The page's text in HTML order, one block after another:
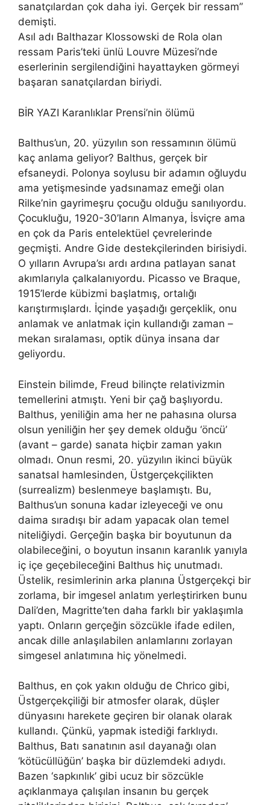
sanatçılardan çok daha iyi. Gerçek bir ressam”
demişti.
Asıl adı Balthazar Klossowski de Rola olan
ressam Paris’teki ünlü Louvre Müzesi’nde
eserlerinin sergilendiğini hayattayken görmeyi
başaran sanatçılardan biriydi.
BİR YAZI Karanlıklar Prensi’nin ölümü
Balthus’un, 20. yüzyılın son ressamının ölümü
kaç anlama geliyor? Balthus, gerçek bir
efsaneydi. Polonya soylusu bir adamın oğluydu
ama yetişmesinde yadsınamaz emeği olan
Rilke’nin gayrimeşru çocuğu olduğu sanılıyordu.
Çocukluğu, 1920-30’ların Almanya, İsviçre ama
en çok da Paris entelektüel çevrelerinde
geçmişti. Andre Gide destekçilerinden birisiydi.
O yılların Avrupa’sı ardı ardına patlayan sanat
akımlarıyla çalkalanıyordu. Picasso ve Braque,
1915’lerde kübizmi başlatmış, ortalığı
karıştırmışlardı. İçinde yaşadığı gerçeklik, onu
anlamak ve anlatmak için kullandığı zaman –
mekan sıralaması, optik dünya insana dar
geliyordu.
Einstein bilimde, Freud bilinçte relativizmin
temellerini atmıştı. Yeni bir çağ başlıyordu.
Balthus, yeniliğin ama her ne pahasına olursa
olsun yeniliğin her şey demek olduğu ‘öncü’
(avant – garde) sanata hiçbir zaman yakın
olmadı. Onun resmi, 20. yüzyılın ikinci büyük
sanatsal hamlesinden, Üstgerçekçilikten
(surrealizm) beslenmeye başlamıştı. Bu,
Balthus’un sonuna kadar izleyeceği ve onu
daima sıradışı bir adam yapacak olan temel
niteliğiydi. Gerçeğin başka bir boyutunun da
olabileceğini, o boyutun insanın karanlık yanıyla
iç içe geçebileceğini Balthus hiç unutmadı.
Üstelik, resimlerinin arka planına Üstgerçekçi bir
zorlama, bir imgesel anlatım yerleştirirken bunu
Dali’den, Magritte’ten daha farklı bir yaklaşımla
yaptı. Onların gerçeğin sözcükle ifade edilen,
ancak dille anlaşılabilen anlamlarını zorlayan
simgesel anlatımına hiç yönelmedi.
Balthus, en çok yakın olduğu de Chrico gibi,
Üstgerçekçiliği bir atmosfer olarak, düşler
dünyasını harekete geçiren bir olanak olarak
kullandı. Çünkü, yapmak istediği farklıydı.
Balthus, Batı sanatının asıl dayanağı olan
‘kötücüllüğün’ başka bir düzlemdeki adıydı.
Bazen ‘sapkınlık’ gibi ucuz bir sözcükle
açıklanmaya çalışılan insanın bu gerçek